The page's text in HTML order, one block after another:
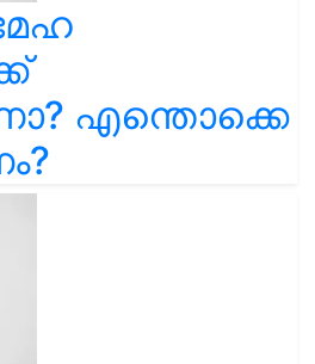
എന്തൊക്കെ